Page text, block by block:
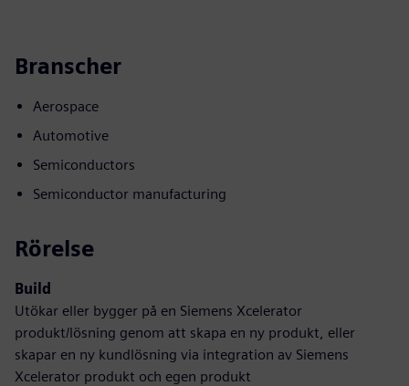
Branscher
Aerospace
Automotive
Semiconductors
Semiconductor manufacturing
Rörelse
Build
Utökar eller bygger på en Siemens Xcelerator
produkt/lösning genom att skapa en ny produkt, eller
skapar en ny kundlösning via integration av Siemens
Xcelerator produkt och egen produkt